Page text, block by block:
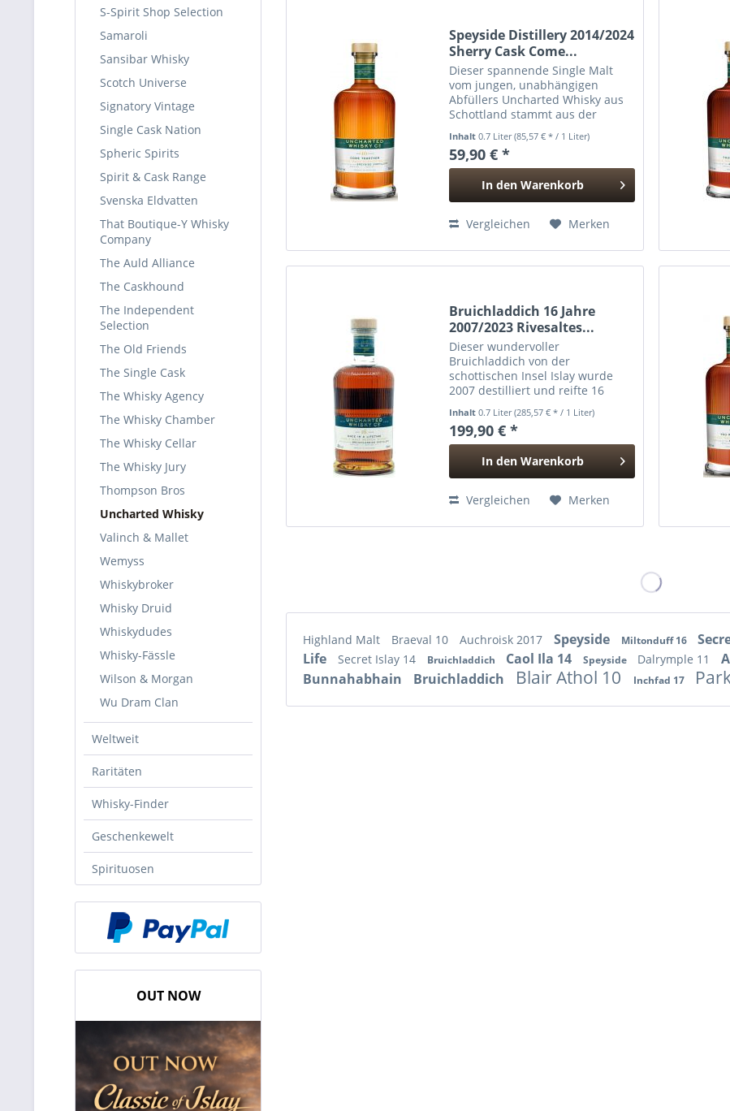
S-Spirit Shop Selection
Samaroli
Sansibar Whisky
Scotch Universe
Signatory Vintage
Single Cask Nation
Spheric Spirits
Spirit & Cask Range
Svenska Eldvatten
That Boutique-Y Whisky
Company
The Auld Alliance
The Caskhound
The Independent
Selection
The Old Friends
The Single Cask
The Whisky Agency
The Whisky Chamber
The Whisky Cellar
The Whisky Jury
Thompson Bros
Uncharted Whisky
Valinch & Mallet
Wemyss
Whiskybroker
Whisky Druid
Whiskydudes
Whisky-Fässle
Wilson & Morgan
Wu Dram Clan
Weltweit
Raritäten
Whisky-Finder
Geschenkewelt
Spirituosen
OUT NOW
Speyside Distillery 2014/2024
Sherry Cask Come...
Dieser spannende Single Malt
vom jungen, unabhängigen
Abfüllers Uncharted Whisky aus
Schottland stammt aus der
gleichnamigen Region in
Schottland. Die Speyside
Distillery produziert einen
supereleganten und...
Inhalt0.7 Liter(85,57 € * / 1 Liter)
59,90 € *
In den Warenkorb
Hinzugefügt
Vergleichen Merken
Bruichladdich 16 Jahre
2007/2023 Rivesaltes...
Dieser wundervoller
Bruichladdich von der
schottischen Insel Islay wurde
2007 destilliert und reifte 16
Wine Cask, bevor er 2023 vom
jungen, unabhängigen Abfüllers
Uncharted Whisky aus Schottland
Inhalt0.7 Liter(285,57 € * / 1 Liter)
199,90 € *
In den Warenkorb
Hinzugefügt
Vergleichen Merken
Highland Malt Braeval 10 Auchroisk 2017 Speyside Miltonduff 16
Life
Secret Islay 14 Bruichladdich Caol Ila 14 Speyside Dalrymple 11
Bunnahabhain Bruichladdich Blair Athol 10 Inchfad 17